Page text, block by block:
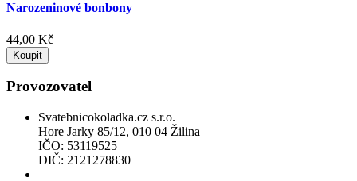
Narozeninové bonbony
44,00 Kč
Koupit
Provozovatel
Svatebnicokoladka.cz s.r.o.
Hore Jarky 85/12, 010 04 Žilina
IČO: 53119525
DIČ: 2121278830